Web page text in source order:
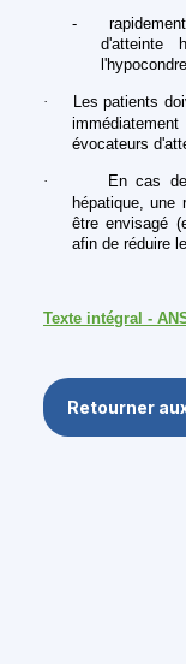
-
d'atteinte
·
Les patients
évocateurs
·
En cas
hépatique,
être envisagé
afin de réduire
Texte intégral -
Retourner